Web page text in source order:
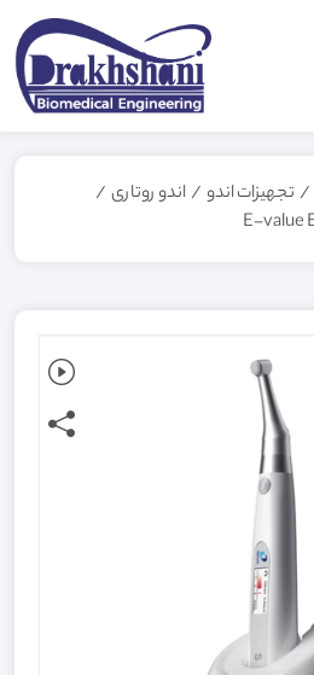
/ تجهیزات اندو / اندو روتاری /